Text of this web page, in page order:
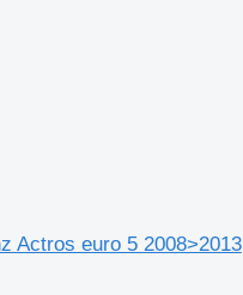
Actros euro 5 2008>2013